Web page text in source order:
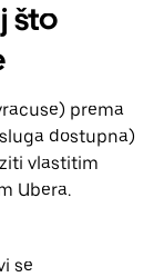
što
prema
dostupna)
vlastitim
Ubera.
se